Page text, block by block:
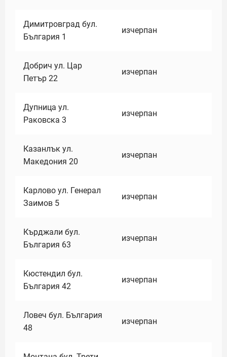
Димитровград бул.
България 1
изчерпан
Добрич ул. Цар
Петър 22
изчерпан
Дупница ул.
Раковска 3
изчерпан
Казанлък ул.
Македония 20
изчерпан
Карлово ул. Генерал
Заимов 5
изчерпан
Кърджали бул.
България 63
изчерпан
Кюстендил бул.
България 42
изчерпан
Ловеч бул. България
48
изчерпан